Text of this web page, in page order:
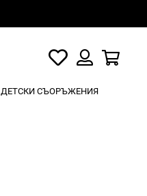
Моят
списък
любими
ДЕТСКИ СЪОРЪЖЕНИЯ